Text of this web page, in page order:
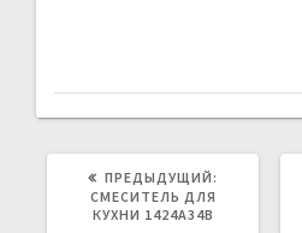
ПРЕДЫДУЩИЙ:
СМЕСИТЕЛЬ ДЛЯ
КУХНИ 1424A34B